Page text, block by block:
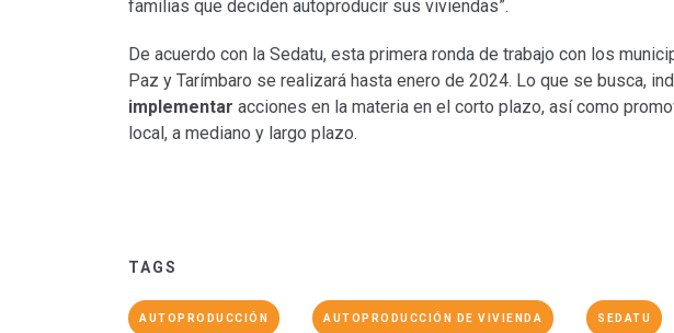
familias que deciden autoproducir sus viviendas”.
De acuerdo con la Sedatu, esta primera ronda de trabajo con los
Paz y Tarímbaro se realizará hasta enero de 2024. Lo que se busca,
implementar acciones en la materia en el corto plazo, así como
local, a mediano y largo plazo.
TAGS
AUTOPRODUCCIÓN AUTOPRODUCCIÓN DE VIVIENDA SEDATU